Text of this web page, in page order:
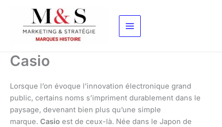
contenu
Casio
Lorsque l’on évoque l’innovation électronique grand
public, certains noms s’impriment durablement dans le
paysage, devenant bien plus qu’une simple
marque. Casio est de ceux-là. Née dans le Japon de